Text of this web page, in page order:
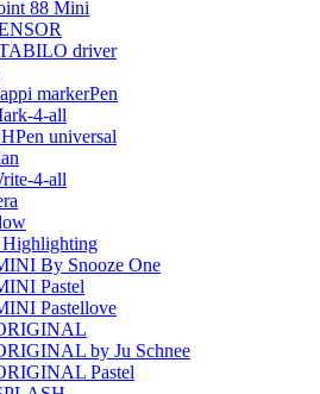
88 Mini
driver
markerPen
4-all
universal
4-all
Highlighting
By Snooze One
Pastel
Pastellove
by Ju Schnee
Pastel